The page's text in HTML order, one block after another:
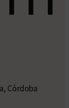
Córdoba